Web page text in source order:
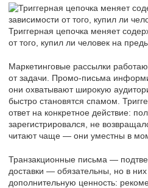
Триггерная цепочка меняет
от того, купил ли человек на
Маркетинговые рассылки
от задачи. Промо-письма
они охватывают широкую
быстро становятся спамом.
ответ на конкретное действие:
зарегистрировался, не
читают чаще ― они уместны в
Транзакционные письма ―
доставки ― обязательны, но в
дополнительную ценность: